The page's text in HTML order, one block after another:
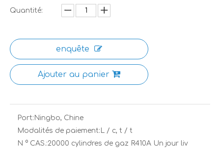
Quantité:
enquête
Ajouter au panier
Port: Ningbo, Chine
Modalités de paiement: L / c, t / t
N ° CAS.:20000 cylindres de gaz R410A Un jour liv